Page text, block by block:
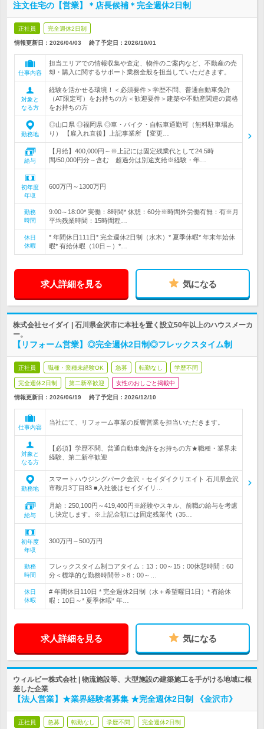
注文住宅の【営業】＊店長候補＊完全週休2日制
正社員 完全週休2日制
情報更新日：2026/04/03 終了予定日： 2026/10/01
仕事内容
担当エリアでの情報収集や査定、物件のご案内など、不動産の売
却・購入に関するサポート業務全般を担当していただきます。
対象と
なる方
経験を活かせる環境！＜必須要件＞学歴不問、普通自動車免許
（AT限定可）をお持ちの方＜歓迎要件＞建築や不動産関連の資格
をお持ちの方
勤務地
◎山口県 ◎福岡県 ◎車・バイク・自転車通勤可（無料駐車場あ
り） 【雇入れ直後】上記事業所 【変更…
給与
【月給】400,000円～※上記には固定残業代として24.5時
間/50,000円分～含む 超過分は別途支給※経験・年…
初年度
年収
600万円～1300万円
勤務
時間
9:00～18:00* 実働：8時間* 休憩：60分※時間外労働有無：有※月
平均残業時間：15時間程…
休日
休暇
* 年間休日111日* 完全週休2日制（水木）* 夏季休暇* 年末年始休
暇* 有給休暇（10日～）*…
求人詳細を見る 気になる
株式会社セイダイ | 石川県金沢市に本社を置く設立50年以上のハウスメーカ
ー。
【リフォーム営業】◎完全週休2日制◎フレックスタイム制
正社員 職種・業種未経験OK 急募 転勤なし 学歴不問
完全週休2日制 第二新卒歓迎 女性のおしごと掲載中
情報更新日：2026/06/19 終了予定日： 2026/12/10
仕事内容
当社にて、リフォーム事業の反響営業を担当いただきます。
対象と
なる方
【必須】学歴不問、普通自動車免許をお持ちの方★職種・業界未
経験、第二新卒歓迎
勤務地
スマートハウジングパーク金沢・セイダイクリエイト 石川県金沢
市鞍月3丁目83 ■入社後はセイダイリ…
給与
月給：250,100円～419,400円※経験やスキル、前職の給与を考慮
し決定します。※上記金額には固定残業代（35…
初年度
年収
300万円～500万円
勤務
時間
フレックスタイム制コアタイム：13：00～15：00休憩時間：60
分＜標準的な勤務時間帯＞8：00～…
休日
休暇
# 年間休日110日 * 完全週休2日制（水＋希望曜日1日）* 有給休
暇：10日～* 夏季休暇* 年…
求人詳細を見る 気になる
ウィルビー株式会社 | 物流施設等、大型施設の建築施工を手がける地域に根
差した企業
【法人営業】★業界経験者募集 ★完全週休2日制 《金沢市》
正社員 急募 転勤なし 学歴不問 完全週休2日制